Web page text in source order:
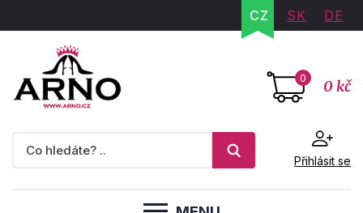
CZ SK DE
0 0 kč
Přihlásit se